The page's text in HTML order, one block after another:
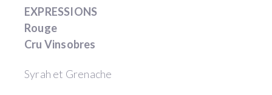
EXPRESSIONS
Rouge
Cru Vinsobres
Syrah et Grenache